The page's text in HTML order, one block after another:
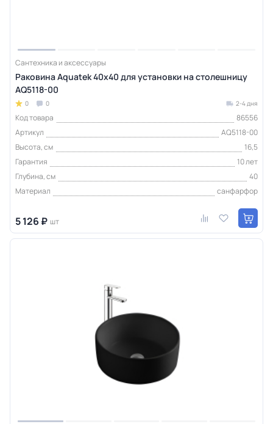
Сантехника и аксессуары
Раковина Aquatek 40х40 для установки на столешницу
AQ5118-00
0 0 2-4 дня
Код товара
86556
Артикул
AQ5118-00
Высота, см
16,5
Гарантия
10 лет
Глубина, см
40
Материал
санфарфор
5 126 ₽ шт